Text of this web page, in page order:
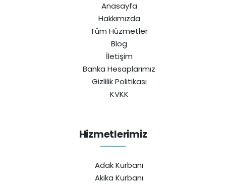
Anasayfa
Hakkımızda
Tüm Hüzmetler
Blog
İletişim
Banka Hesaplarımız
Gizlilik Politikası
KVKK
Hizmetlerimiz
Adak Kurbanı
Akika Kurbanı